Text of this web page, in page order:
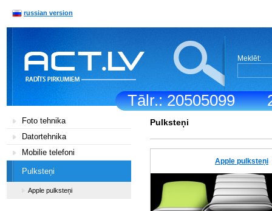
Tālr.: 20505099
russian version
Meklēt:
Foto tehnika
Datortehnika
Mobilie telefoni
Pulksteņi
Apple pulksteņi
Pulksteņi
Apple pulksteņi